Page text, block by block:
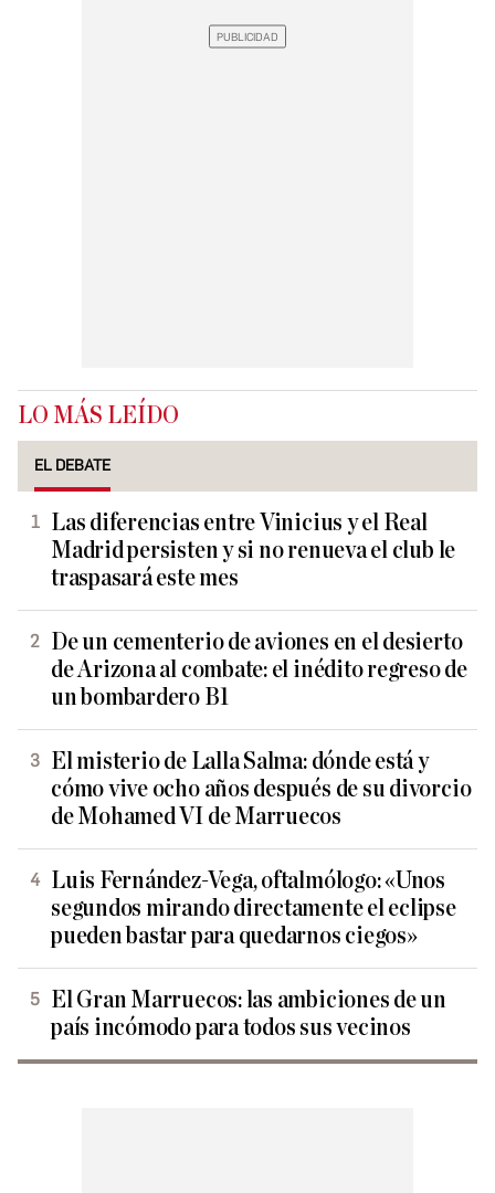
LO MÁS LEÍDO
EL DEBATE
Las diferencias entre Vinicius y el Real
Madrid persisten y si no renueva el club le
traspasará este mes
De un cementerio de aviones en el desierto
de Arizona al combate: el inédito regreso de
un bombardero B1
El misterio de Lalla Salma: dónde está y
cómo vive ocho años después de su divorcio
de Mohamed VI de Marruecos
Luis Fernández-Vega, oftalmólogo: «Unos
segundos mirando directamente el eclipse
pueden bastar para quedarnos ciegos»
El Gran Marruecos: las ambiciones de un
país incómodo para todos sus vecinos